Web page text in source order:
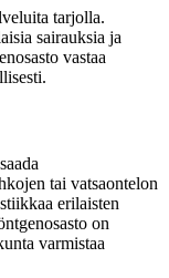
tarjolla.
sairauksia ja
vastaa
tai vatsaontelon
erilaisten
on
varmistaa